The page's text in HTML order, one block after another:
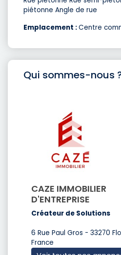
piétonne Angle de rue
Emplacement :Centre
Qui sommes-nous
CAZE IMMOBILIER
D'ENTREPRISE
Créateur de Solutions
6 Rue Paul Gros - 33270
France